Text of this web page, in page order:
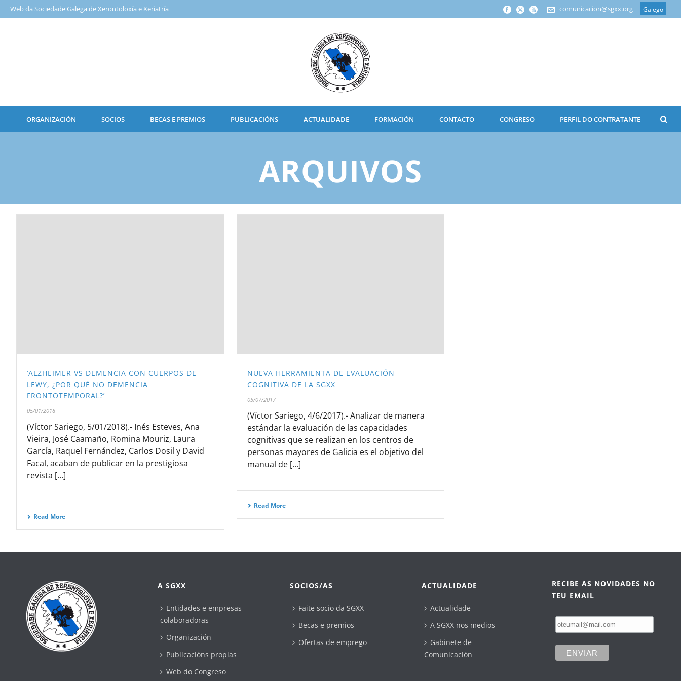
Galego
comunicacion@sgxx.org
Web da Sociedade Galega de Xerontoloxía e Xeriatría
ORGANIZACIÓN SOCIOS BECAS E PREMIOS PUBLICACIÓNS ACTUALIDADE FORMACIÓN CONTACTO CONGRESO PERFIL DO CONTRATANTE
ARQUIVOS
‘ALZHEIMER VS DEMENCIA CON CUERPOS DE
LEWY, ¿POR QUÉ NO DEMENCIA
FRONTOTEMPORAL?’
05/01/2018
(Víctor Sariego, 5/01/2018).- Inés Esteves, Ana
Vieira, José Caamaño, Romina Mouriz, Laura
García, Raquel Fernández, Carlos Dosil y David
Facal, acaban de publicar en la prestigiosa
revista [...]
Read More
NUEVA HERRAMIENTA DE EVALUACIÓN
COGNITIVA DE LA SGXX
05/07/2017
(Víctor Sariego, 4/6/2017).- Analizar de manera
estándar la evaluación de las capacidades
cognitivas que se realizan en los centros de
personas mayores de Galicia es el objetivo del
manual de [...]
Read More
A SGXX
Entidades e empresas
colaboradoras
Organización
Publicacións propias
Web do Congreso
SOCIOS/AS
Faite socio da SGXX
Becas e premios
Ofertas de emprego
ACTUALIDADE
Actualidade
A SGXX nos medios
Gabinete de
Comunicación
RECIBE AS NOVIDADES NO
TEU EMAIL